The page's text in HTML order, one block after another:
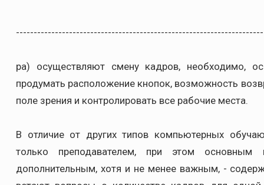
ра) осуществляют смену кадров, необходимо,
продумать расположение кнопок, возможность
поле зрения и контролировать все рабочие места.
В отличие от других типов компьютерных
только преподавателем, при этом
дополнительным, хотя и не менее важным, -